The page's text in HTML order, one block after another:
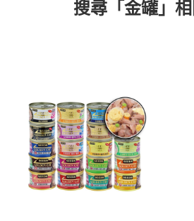
搜尋「金罐」